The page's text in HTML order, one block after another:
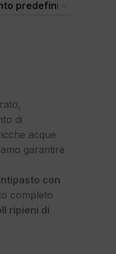
di
acque
garantire
con
completo
ripieni di